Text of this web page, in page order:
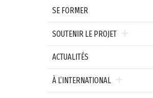
SE FORMER
SOUTENIR LE PROJET
ACTUALITÉS
À L’INTERNATIONAL